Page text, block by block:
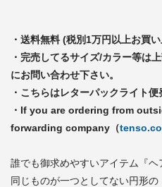
・送料無料 (税別1万円以上お買
・完売してるサイズ/カラー等は
にお問い合わせ下さい。
・こちらはレターパックライト便
・If you are ordering from
forwarding company（
誰でも御求めやすいアイテム『ヘ
同じものが一つとしてない円形